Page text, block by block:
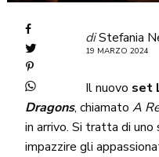
diStefania
19 MARZO 2024
Il nuovo set
Dragons, chiamato A
in arrivo. Si tratta di
impazzire gli